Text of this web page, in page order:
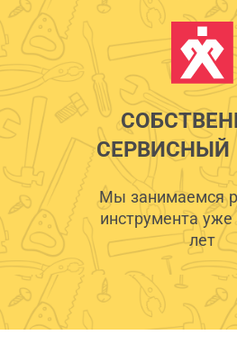
СЕРВИСНЫЙ
Мы занимаемся
инструмента уже
лет